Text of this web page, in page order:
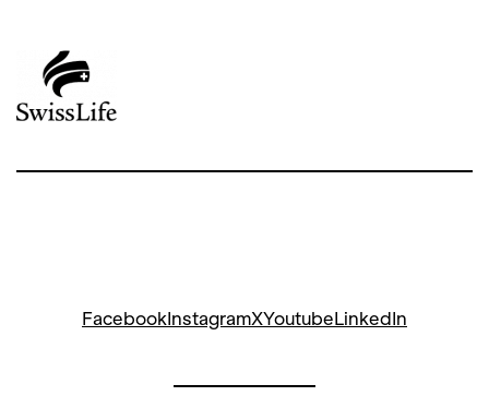
FacebookInstagramXYoutubeLinkedIn